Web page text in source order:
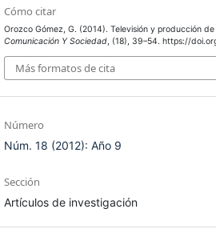
Cómo citar
Orozco Gómez, G. (2014). Televisión y producción
Comunicación Y Sociedad, (18), 39–54. https://
Más formatos de cita
Número
Núm. 18 (2012): Año 9
Sección
Artículos de investigación